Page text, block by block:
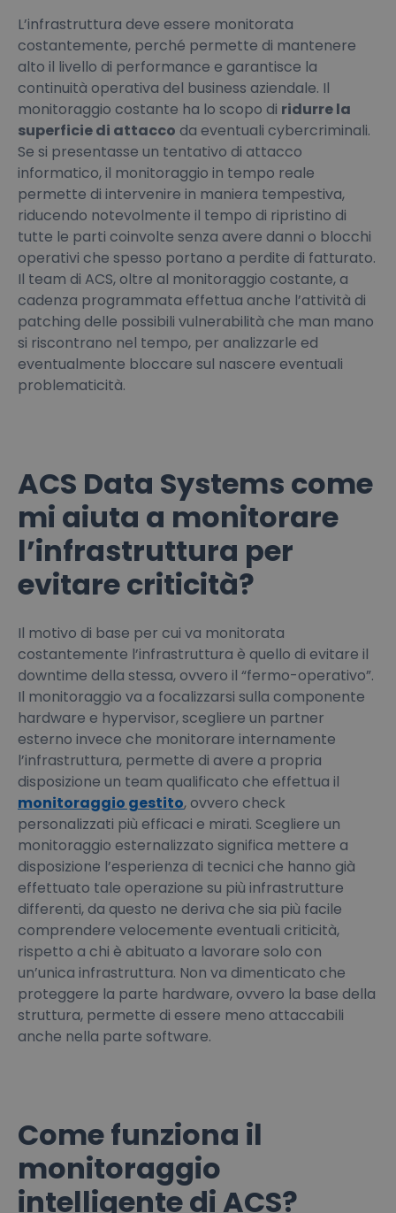
L’infrastruttura deve essere monitorata
costantemente, perché permette di mantenere
alto il livello di performance e garantisce la
continuità operativa del business aziendale. Il
monitoraggio costante ha lo scopo di ridurre la
superficie di attacco da eventuali cybercriminali.
Se si presentasse un tentativo di attacco
informatico, il monitoraggio in tempo reale
permette di intervenire in maniera tempestiva,
riducendo notevolmente il tempo di ripristino di
tutte le parti coinvolte senza avere danni o blocchi
operativi che spesso portano a perdite di fatturato.
Il team di ACS, oltre al monitoraggio costante, a
cadenza programmata effettua anche l’attività di
patching delle possibili vulnerabilità che man mano
si riscontrano nel tempo, per analizzarle ed
eventualmente bloccare sul nascere eventuali
problematicità.
ACS Data Systems come
mi aiuta a monitorare
l’infrastruttura per
evitare criticità?
Il motivo di base per cui va monitorata
costantemente l’infrastruttura è quello di evitare il
downtime della stessa, ovvero il “fermo-operativo”.
Il monitoraggio va a focalizzarsi sulla componente
hardware e hypervisor, scegliere un partner
esterno invece che monitorare internamente
l’infrastruttura, permette di avere a propria
disposizione un team qualificato che effettua il
monitoraggio gestito, ovvero check
personalizzati più efficaci e mirati. Scegliere un
monitoraggio esternalizzato significa mettere a
disposizione l’esperienza di tecnici che hanno già
effettuato tale operazione su più infrastrutture
differenti, da questo ne deriva che sia più facile
comprendere velocemente eventuali criticità,
rispetto a chi è abituato a lavorare solo con
un’unica infrastruttura. Non va dimenticato che
proteggere la parte hardware, ovvero la base della
struttura, permette di essere meno attaccabili
anche nella parte software.
Come funziona il
monitoraggio
intelligente di ACS?